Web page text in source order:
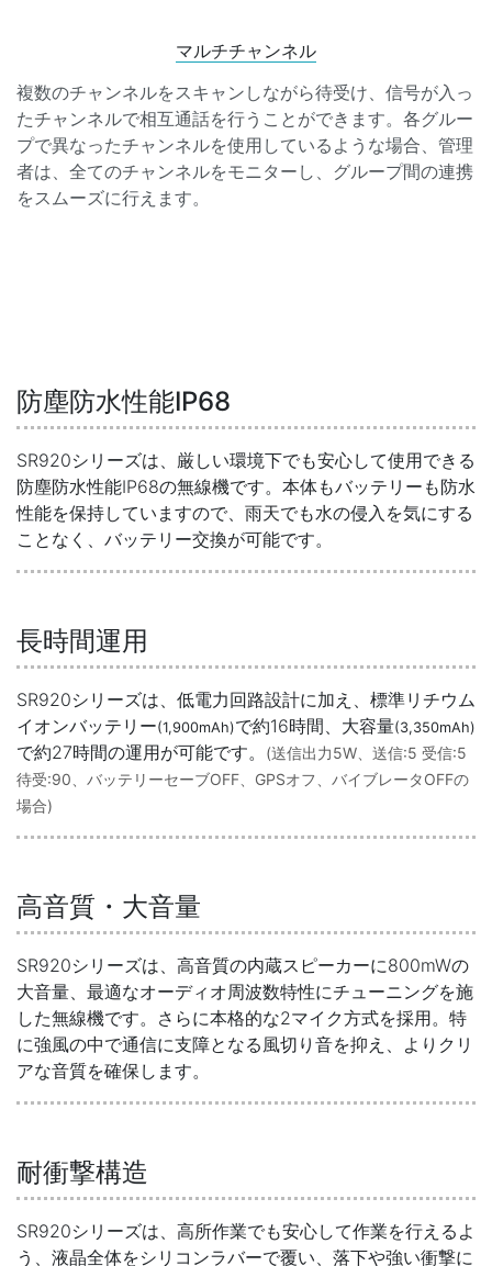
マルチチャンネル
複数のチャンネルをスキャンしながら待受け、信号が入っ
たチャンネルで相互通話を行うことができます。各グルー
プで異なったチャンネルを使用しているような場合、管理
者は、全てのチャンネルをモニターし、グループ間の連携
をスムーズに行えます。
防塵防水性能IP68
SR920シリーズは、厳しい環境下でも安心して使用できる
防塵防水性能IP68の無線機です。本体もバッテリーも防水
性能を保持していますので、雨天でも水の侵入を気にする
ことなく、バッテリー交換が可能です。
長時間運用
SR920シリーズは、低電力回路設計に加え、標準リチウム
イオンバッテリー(1,900mAh)で約16時間、大容量(3,350mAh)
で約27時間の運用が可能です。
(送信出力5W、送信:5 受信:5
待受:90、バッテリーセーブOFF、GPSオフ、バイブレータOFFの
場合)
高音質・大音量
SR920シリーズは、高音質の内蔵スピーカーに800mWの
大音量、最適なオーディオ周波数特性にチューニングを施
した無線機です。さらに本格的な2マイク方式を採用。特
に強風の中で通信に支障となる風切り音を抑え、よりクリ
アな音質を確保します。
耐衝撃構造
SR920シリーズは、高所作業でも安心して作業を行えるよ
う、液晶全体をシリコンラバーで覆い、落下や強い衝撃に